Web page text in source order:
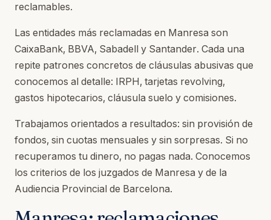
reclamables.
Las entidades más reclamadas en Manresa son
CaixaBank, BBVA, Sabadell y Santander. Cada una
repite patrones concretos de cláusulas abusivas que
conocemos al detalle: IRPH, tarjetas revolving,
gastos hipotecarios, cláusula suelo y comisiones.
Trabajamos orientados a resultados: sin provisión de
fondos, sin cuotas mensuales y sin sorpresas. Si no
recuperamos tu dinero, no pagas nada. Conocemos
los criterios de los juzgados de Manresa y de la
Audiencia Provincial de Barcelona.